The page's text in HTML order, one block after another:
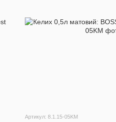
Артикул: 8.1.15-05KM